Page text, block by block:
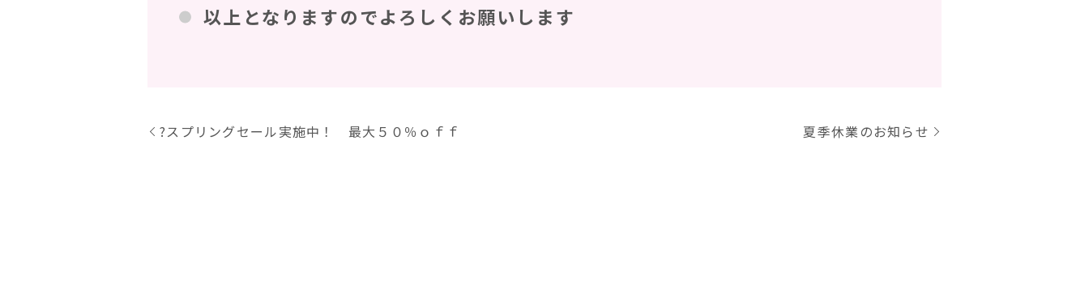
以上となりますのでよろしくお願いします
?スプリングセール実施中！ 最大５０％ｏｆｆ 夏季休業のお知らせ